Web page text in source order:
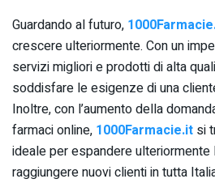
Guardando al futuro,
crescere ulteriormente. Con un
servizi migliori e prodotti di alta
soddisfare le esigenze di una
Inoltre, con l’aumento della
farmaci online, 1000Farmacie.it si
ideale per espandere
raggiungere nuovi clienti in tutta